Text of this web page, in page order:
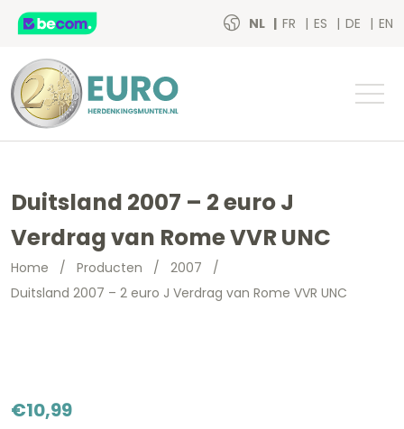
NL FR ES DE EN
Duitsland 2007 – 2 euro J
Verdrag van Rome VVR UNC
Home / Producten / 2007 /
Duitsland 2007 – 2 euro J Verdrag van Rome VVR UNC
€10,99